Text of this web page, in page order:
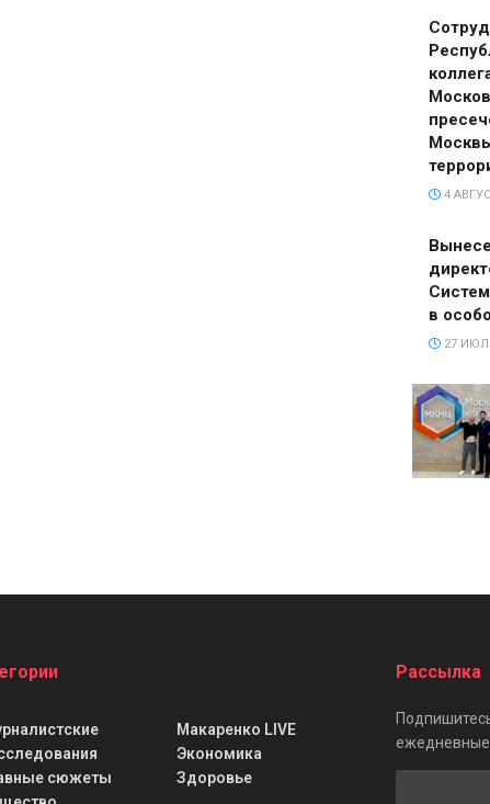
4
в
27
сюжеты
Макаренко LIVE
Экономика
Здоровье
Рассылка
ежедневные